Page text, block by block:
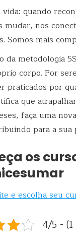
vida: quando
mudar, nos
Somos mais
da metodologia
corpo. Por
praticados por
que
faça uma
para a sua
os
e escolha seu
4/5 -